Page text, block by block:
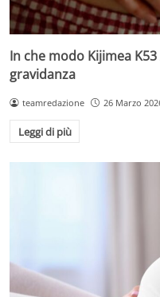
In che modo Kijimea
gravidanza
teamredazione 26 Marzo
Leggi di più